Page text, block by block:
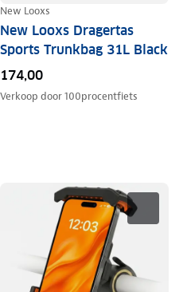
New Looxs
New Looxs Dragertas
Sports Trunkbag 31L Black
174,00
Verkoop door100procentfiets